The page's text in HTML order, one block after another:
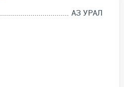
АЗ УРАЛ